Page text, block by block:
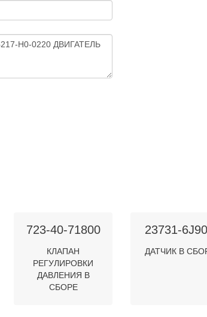
723-40-71800
КЛАПАН
РЕГУЛИРОВКИ
ДАВЛЕНИЯ В
СБОРЕ
23731-
ДАТЧИК В